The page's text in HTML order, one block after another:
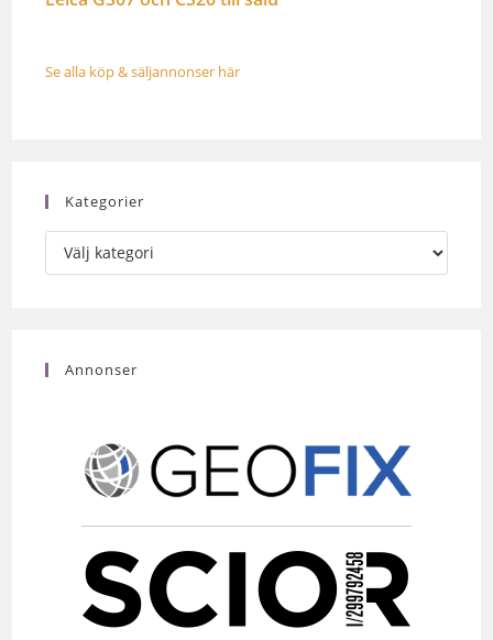
Se alla köp & säljannonser här
Kategorier
Annonser